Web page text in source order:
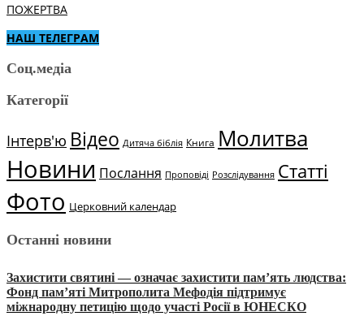
ПОЖЕРТВА
НАШ ТЕЛЕГРАМ
Соц.медіа
Категорії
Інтерв'ю Відео Дитяча біблія Книга Молитва
Новини Послання Проповіді Розслідування Статті
Фото Церковний календар
Останні новини
Захистити святині — означає захистити пам’ять людства:
Фонд пам’яті Митрополита Мефодія підтримує
міжнародну петицію щодо участі Росії в ЮНЕСКО